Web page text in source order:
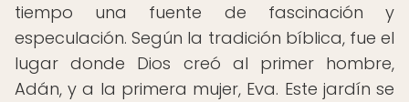
tiempo una fuente de fascinación y
especulación. Según la tradición bíblica, fue el
lugar donde Dios creó al primer hombre,
Adán, y a la primera mujer, Eva. Este jardín se